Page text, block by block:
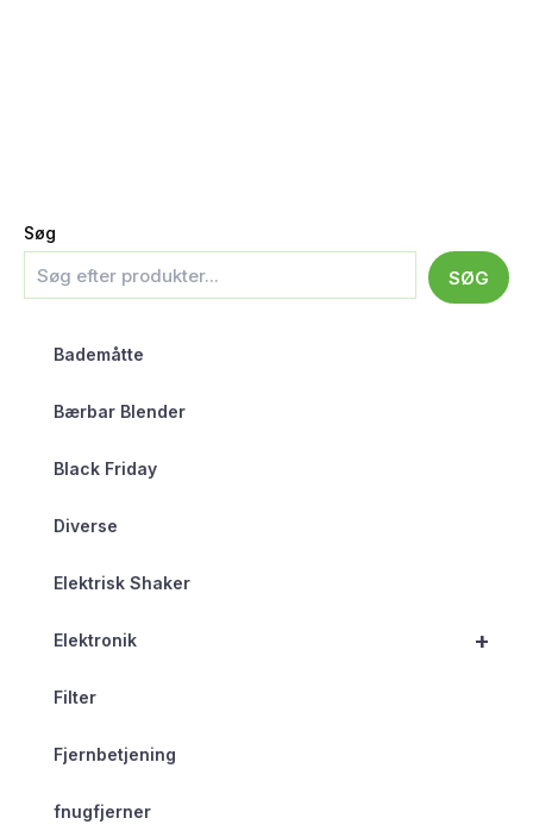
Søg
SØG
Bademåtte
Bærbar Blender
Black Friday
Diverse
Elektrisk Shaker
+
Elektronik
Filter
Fjernbetjening
fnugfjerner